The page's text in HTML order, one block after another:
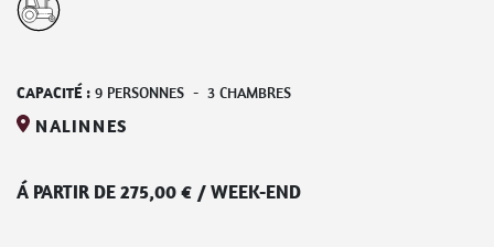
CAPACITÉ : 9 PERSONNES - 3 CHAMBRES
NALINNES
Á PARTIR DE275,00€ /WEEK-END